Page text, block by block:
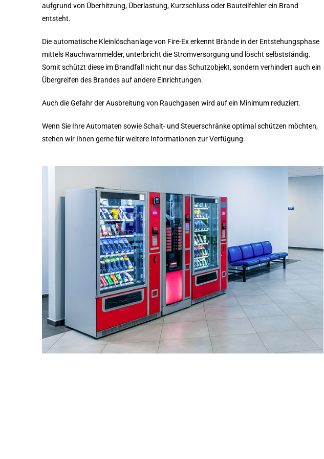
aufgrund von Überhitzung, Überlastung, Kurzschluss oder Bauteilfehler ein Brand
entsteht.
Die automatische Kleinlöschanlage von Fire-Ex erkennt Brände in der Entstehungsphase
mittels Rauchwarnmelder, unterbricht die Stromversorgung und löscht selbstständig.
Somit schützt diese im Brandfall nicht nur das Schutzobjekt, sondern verhindert auch ein
Übergreifen des Brandes auf andere Einrichtungen.
Auch die Gefahr der Ausbreitung von Rauchgasen wird auf ein Minimum reduziert.
Wenn Sie Ihre Automaten sowie Schalt- und Steuerschränke optimal schützen möchten,
stehen wir Ihnen gerne für weitere Informationen zur Verfügung.